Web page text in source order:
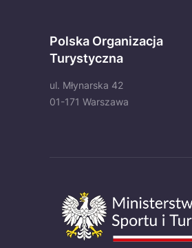
Polska Organizacja
Turystyczna
ul. Młynarska 42
01-171 Warszawa